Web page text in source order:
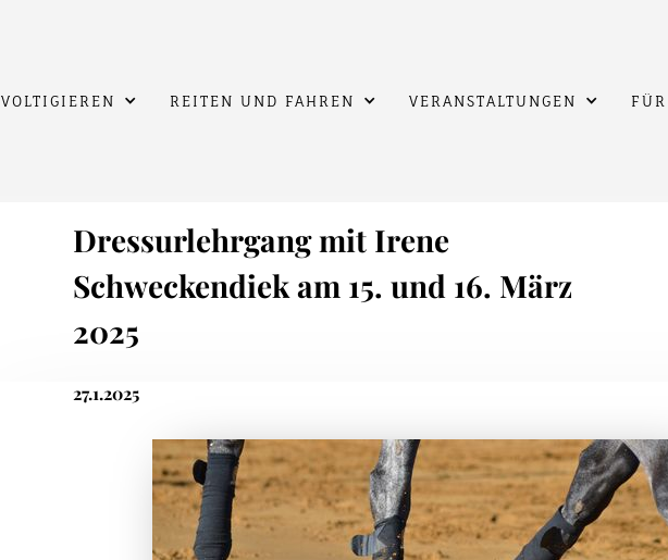
VOLTIGIEREN REITEN UND FAHREN VERANSTALTUNGEN
Dressurlehrgang mit Irene
Schweckendiek am 15. und 16. März
2025
27.1.2025